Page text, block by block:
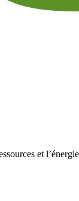
et